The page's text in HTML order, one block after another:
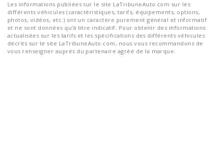
Les informations publiées sur le site LaTribuneAuto.com sur les
différents véhicules (caractéristiques, tarifs, équipements, options,
photos, vidéos, etc.) ont un caractère purement général et informatif
et ne sont données qu'à titre indicatif. Pour obtenir des informations
actualisées sur les tarifs et les spécifications des différents véhicules
décrits sur le site LaTribuneAuto.com, nous vous recommandons de
vous renseigner auprès du partenaire agréé de la marque.